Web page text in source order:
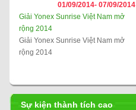
01/09/2014- 07/09/2014
Giải Yonex Sunrise Việt Nam mở
rộng 2014
Giải Yonex Sunrise Việt Nam mở
rộng 2014
Sự kiện thành tích cao